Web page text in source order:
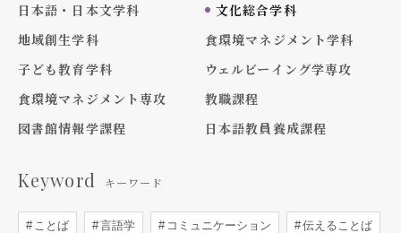
日本語・日本文学科
文化総合学科
地域創生学科
食環境マネジメント学科
子ども教育学科
ウェルビーイング学専攻
食環境マネジメント専攻
教職課程
図書館情報学課程
日本語教員養成課程
Keyword キーワード
ことば 言語学 コミュニケーション 伝えることば